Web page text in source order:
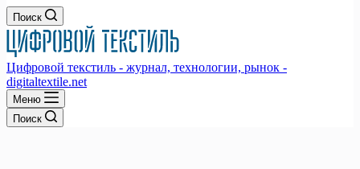
Поиск
Цифровой текстиль - журнал, технологии, рынок -
digitaltextile.net
Меню
Поиск